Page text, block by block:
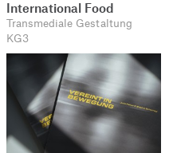
International Food
Transmediale Gestaltung
KG3